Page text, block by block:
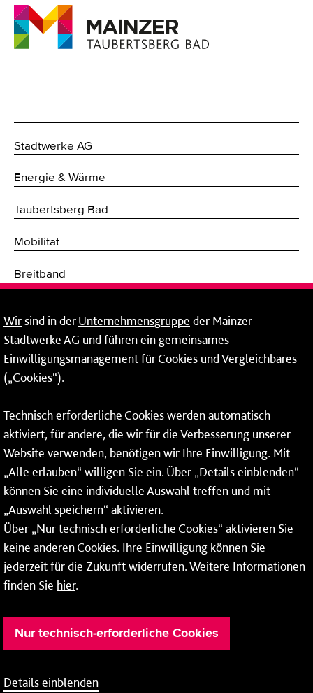
Stadtwerke AG
Energie & Wärme
Taubertsberg Bad
Mobilität
Breitband
Netze
Mainzer Taubertsberg Bad
55122 Mainz
Tel.:06131 - 12 91 00
Weitere Infos zu unserenÖffnungszeiten.
Wirsind in derUnternehmensgruppe der Mainzer
Stadtwerke AG und führen ein gemeinsames
Einwilligungsmanagement für Cookies und Vergleichbares
(„Cookies“).
Technisch erforderliche Cookies werden automatisch
aktiviert, für andere, die wir für die Verbesserung unserer
Website verwenden, benötigen wir Ihre Einwilligung. Mit
„Alle erlauben“ willigen Sie ein. Über „Details einblenden“
können Sie eine individuelle Auswahl treffen und mit
„Auswahl speichern“ aktivieren.
Über „Nur technisch erforderliche Cookies“ aktivieren Sie
keine anderen Cookies. Ihre Einwilligung können Sie
jederzeit für die Zukunft widerrufen. Weitere Informationen
finden Sie hier.
Nur technisch-erforderliche Cookies
Details einblenden